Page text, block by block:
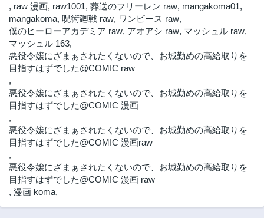
, raw 漫画, raw1001, 葬送のフリーレン raw, mangakoma01,
mangakoma, 呪術廻戦 raw, ワンピース raw,
僕のヒーローアカデミア raw, アオアシ raw, マッシュル raw,
マッシュル 163,
悪役令嬢にざまぁされたくないので、お城勤めの高給取りを
目指すはずでした@COMIC raw
,
悪役令嬢にざまぁされたくないので、お城勤めの高給取りを
目指すはずでした@COMIC 漫画
,
悪役令嬢にざまぁされたくないので、お城勤めの高給取りを
目指すはずでした@COMIC 漫画raw
,
悪役令嬢にざまぁされたくないので、お城勤めの高給取りを
目指すはずでした@COMIC 漫画 raw
, 漫画 koma,